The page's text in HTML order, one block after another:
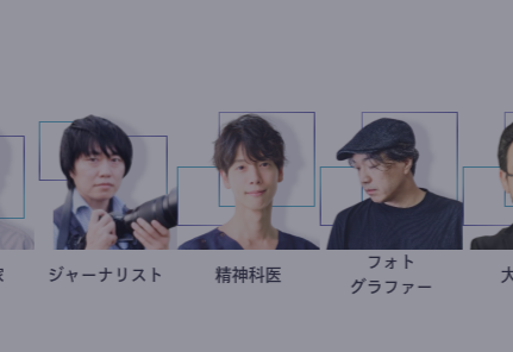
崎弘樹
起業家 志葉玲
ジャーナリスト 藤野智哉
精神科医
グラファー